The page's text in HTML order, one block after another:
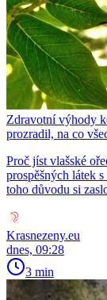
Zdravotní výhody
prozradil, na co
Proč jíst vlašské
prospěšných látek
toho důvodu si
Krasnezeny.eu
dnes, 09:28
3 min